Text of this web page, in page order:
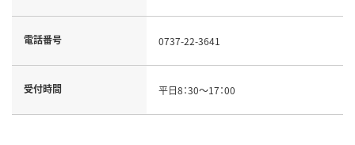
電話番号 0737-22-3641
受付時間 平日8：30～17：00